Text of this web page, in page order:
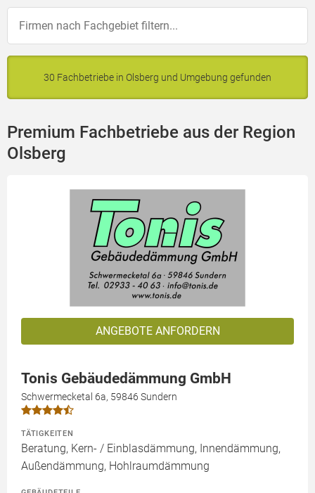
30 Fachbetriebe in Olsberg und Umgebung gefunden
Premium Fachbetriebe aus der Region
Olsberg
ANGEBOTE ANFORDERN
Tonis Gebäudedämmung GmbH
Schwermecketal 6a, 59846 Sundern
TÄTIGKEITEN
Beratung, Kern- / Einblasdämmung, Innendämmung,
Außendämmung, Hohlraumdämmung